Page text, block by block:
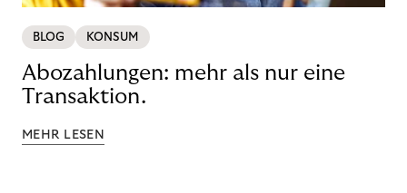
BLOG KONSUM
Abozahlungen: mehr als nur eine
Transaktion.
MEHR LESEN